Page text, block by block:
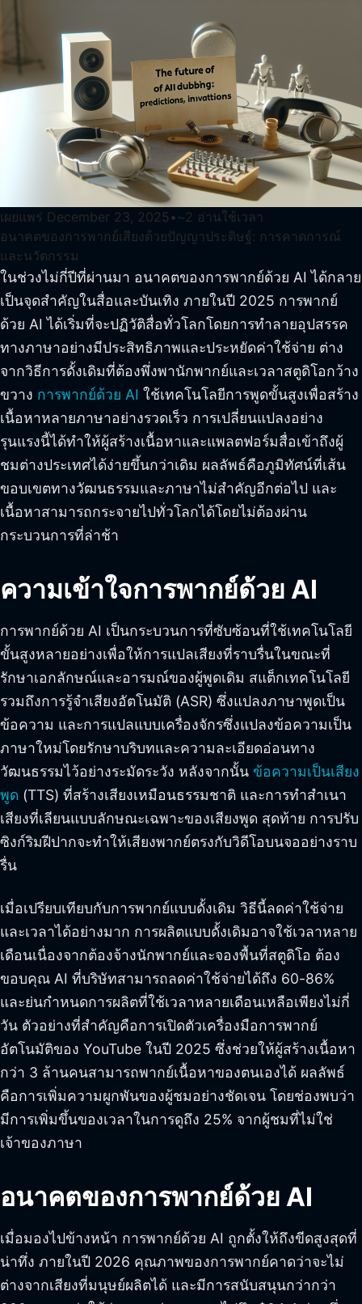
เผยแพร่ December 23, 2025 • ~2 อ่านใช้เวลา
อนาคตของการพากย์เสียงด้วยปัญญาประดิษฐ์: การคาดการณ์
และนวัตกรรม
ในช่วงไม่กี่ปีที่ผ่านมา อนาคตของการพากย์ด้วย AI ได้กลาย
เป็นจุดสำคัญในสื่อและบันเทิง ภายในปี 2025 การพากย์
ด้วย AI ได้เริ่มที่จะปฏิวัติสื่อทั่วโลกโดยการทำลายอุปสรรค
ทางภาษาอย่างมีประสิทธิภาพและประหยัดค่าใช้จ่าย ต่าง
จากวิธีการดั้งเดิมที่ต้องพึ่งพานักพากย์และเวลาสตูดิโอกว้าง
ขวาง การพากย์ด้วย AI ใช้เทคโนโลยีการพูดขั้นสูงเพื่อสร้าง
เนื้อหาหลายภาษาอย่างรวดเร็ว การเปลี่ยนแปลงอย่าง
รุนแรงนี้ได้ทำให้ผู้สร้างเนื้อหาและแพลตฟอร์มสื่อเข้าถึงผู้
ชมต่างประเทศได้ง่ายขึ้นกว่าเดิม ผลลัพธ์คือภูมิทัศน์ที่เส้น
ขอบเขตทางวัฒนธรรมและภาษาไม่สำคัญอีกต่อไป และ
เนื้อหาสามารถกระจายไปทั่วโลกได้โดยไม่ต้องผ่าน
กระบวนการที่ล่าช้า
ความเข้าใจการพากย์ด้วย AI
การพากย์ด้วย AI เป็นกระบวนการที่ซับซ้อนที่ใช้เทคโนโลยี
ขั้นสูงหลายอย่างเพื่อให้การแปลเสียงที่ราบรื่นในขณะที่
รักษาเอกลักษณ์และอารมณ์ของผู้พูดเดิม สแต็กเทคโนโลยี
รวมถึงการรู้จำเสียงอัตโนมัติ (ASR) ซึ่งแปลงภาษาพูดเป็น
ข้อความ และการแปลแบบเครื่องจักรซึ่งแปลงข้อความเป็น
ภาษาใหม่โดยรักษาบริบทและความละเอียดอ่อนทาง
วัฒนธรรมไว้อย่างระมัดระวัง หลังจากนั้น ข้อความเป็นเสียง
พูด (TTS) ที่สร้างเสียงเหมือนธรรมชาติ และการทำสำเนา
เสียงที่เลียนแบบลักษณะเฉพาะของเสียงพูด สุดท้าย การปรับ
ซิงก์ริมฝีปากจะทำให้เสียงพากย์ตรงกับวิดีโอบนจออย่างราบ
รื่น
เมื่อเปรียบเทียบกับการพากย์แบบดั้งเดิม วิธีนี้ลดค่าใช้จ่าย
และเวลาได้อย่างมาก การผลิตแบบดั้งเดิมอาจใช้เวลาหลาย
เดือนเนื่องจากต้องจ้างนักพากย์และจองพื้นที่สตูดิโอ ต้อง
ขอบคุณ AI ที่บริษัทสามารถลดค่าใช้จ่ายได้ถึง 60-86%
และย่นกำหนดการผลิตที่ใช้เวลาหลายเดือนเหลือเพียงไม่กี่
วัน ตัวอย่างที่สำคัญคือการเปิดตัวเครื่องมือการพากย์
อัตโนมัติของ YouTube ในปี 2025 ซึ่งช่วยให้ผู้สร้างเนื้อหา
กว่า 3 ล้านคนสามารถพากย์เนื้อหาของตนเองได้ ผลลัพธ์
คือการเพิ่มความผูกพันของผู้ชมอย่างชัดเจน โดยช่องพบว่า
มีการเพิ่มขึ้นของเวลาในการดูถึง 25% จากผู้ชมที่ไม่ใช่
เจ้าของภาษา
อนาคตของการพากย์ด้วย AI
เมื่อมองไปข้างหน้า การพากย์ด้วย AI ถูกตั้งให้ถึงขีดสูงสุดที่
น่าทึ่ง ภายในปี 2026 คุณภาพของการพากย์คาดว่าจะไม่
ต่างจากเสียงที่มนุษย์ผลิตได้ และมีการสนับสนุนกว่ากว่า